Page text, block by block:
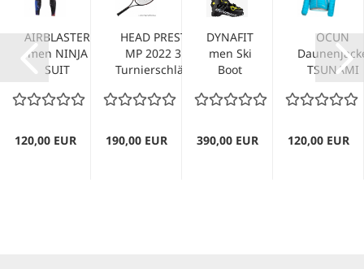
AIRBLASTER
men NINJA
SUIT
out...
120,00 EUR
HEAD PRESTIGE
MP 2022 310g
Turnierschläger...
190,00 EUR
DYNAFIT
men Ski
Boot
black
390,00 EUR
OCUN
TSUNAMI
icemint
120,00 EUR